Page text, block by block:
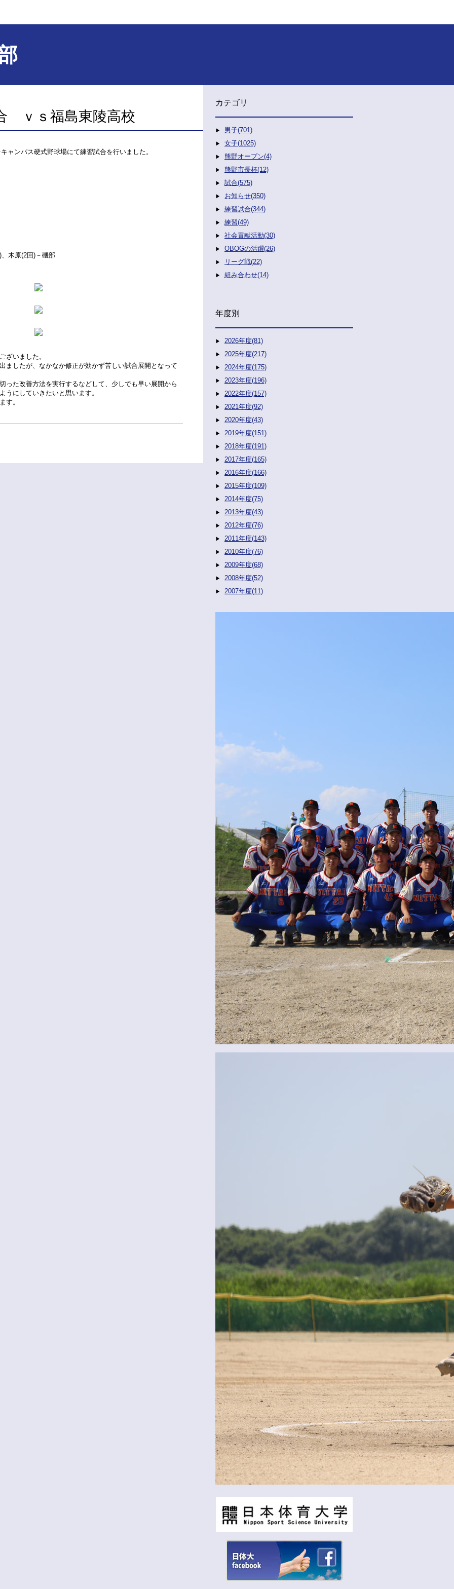
ｖｓ福島東陵高校
ャンパス硬式野球場にて練習試合を行いました。
木原(2回)－磯部
ざいました。
ましたが、なかなか修正が効かず苦しい試合展開となって
った改善方法を実行するなどして、少しでも早い展開から
うにしていきたいと思います。
す。
カテゴリ
男子(701)
女子(1025)
熊野オープン(4)
熊野市長杯(12)
試合(575)
お知らせ(350)
練習試合(344)
練習(49)
社会貢献活動(30)
OBOGの活躍(26)
リーグ戦(22)
組み合わせ(14)
年度別
2026年度(81)
2025年度(217)
2024年度(175)
2023年度(196)
2022年度(157)
2021年度(92)
2020年度(43)
2019年度(151)
2018年度(191)
2017年度(165)
2016年度(166)
2015年度(109)
2014年度(75)
2013年度(43)
2012年度(76)
2011年度(143)
2010年度(76)
2009年度(68)
2008年度(52)
2007年度(11)